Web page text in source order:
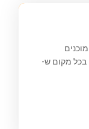
בכל מקום ש-